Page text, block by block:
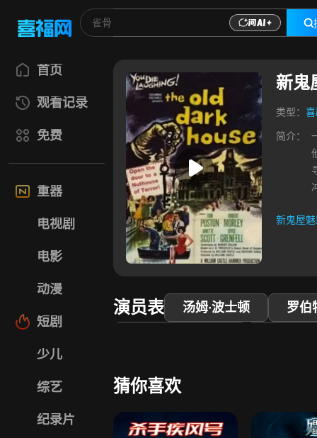
首页
观看记录
免费
重器
电视剧
电影
动漫
短剧
少儿
综艺
纪录片
新鬼
类型：
简介：
新鬼屋
演员表 汤姆·波士顿
罗伯
猜你喜欢